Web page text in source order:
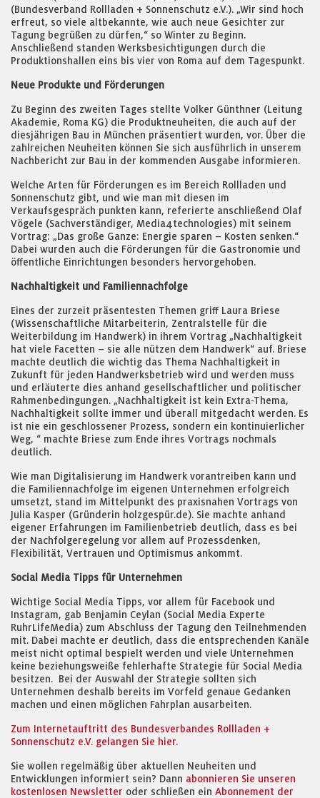
(Bundesverband Rollladen + Sonnenschutz e.V.). „Wir sind hoch
erfreut, so viele altbekannte, wie auch neue Gesichter zur
Tagung begrüßen zu dürfen,“ so Winter zu Beginn.
Anschließend standen Werksbesichtigungen durch die
Produktionshallen eins bis vier von Roma auf dem Tagespunkt.
Neue Produkte und Förderungen
Zu Beginn des zweiten Tages stellte Volker Günthner (Leitung
Akademie, Roma KG) die Produktneuheiten, die auch auf der
diesjährigen Bau in München präsentiert wurden, vor. Über die
zahlreichen Neuheiten können Sie sich ausführlich in unserem
Nachbericht zur Bau in der kommenden Ausgabe informieren.
Welche Arten für Förderungen es im Bereich Rollladen und
Sonnenschutz gibt, und wie man mit diesen im
Verkaufsgespräch punkten kann, referierte anschließend Olaf
Vögele (Sachverständiger, Media4technologies) mit seinem
Vortrag: „Das große Ganze: Energie sparen – Kosten senken.“
Dabei wurden auch die Förderungen für die Gastronomie und
öffentliche Einrichtungen besonders hervorgehoben.
Nachhaltigkeit und Familiennachfolge
Eines der zurzeit präsentesten Themen griff Laura Briese
(Wissenschaftliche Mitarbeiterin, Zentralstelle für die
Weiterbildung im Handwerk) in ihrem Vortrag „Nachhaltigkeit
hat viele Facetten – sie alle nützen dem Handwerk“ auf. Briese
machte deutlich die wichtig das Thema Nachhaltigkeit in
Zukunft für jeden Handwerksbetrieb wird und werden muss
und erläuterte dies anhand gesellschaftlicher und politischer
Rahmenbedingungen. „Nachhaltigkeit ist kein Extra-Thema,
Nachhaltigkeit sollte immer und überall mitgedacht werden. Es
ist nie ein geschlossener Prozess, sondern ein kontinuierlicher
Weg, “ machte Briese zum Ende ihres Vortrags nochmals
deutlich.
Wie man Digitalisierung im Handwerk vorantreiben kann und
die Familiennachfolge im eigenen Unternehmen erfolgreich
umsetzt, stand im Mittelpunkt des praxisnahen Vortrags von
Julia Kasper (Gründerin holzgespür.de). Sie machte anhand
eigener Erfahrungen im Familienbetrieb deutlich, dass es bei
der Nachfolgeregelung vor allem auf Prozessdenken,
Flexibilität, Vertrauen und Optimismus ankommt.
Social Media Tipps für Unternehmen
Wichtige Social Media Tipps, vor allem für Facebook und
Instagram, gab Benjamin Ceylan (Social Media Experte
RuhrLifeMedia) zum Abschluss der Tagung den Teilnehmenden
mit. Dabei machte er deutlich, dass die entsprechenden Kanäle
meist nicht optimal bespielt werden und viele Unternehmen
keine beziehungsweiße fehlerhafte Strategie für Social Media
besitzen. Bei der Auswahl der Strategie sollten sich
Unternehmen deshalb bereits im Vorfeld genaue Gedanken
machen und einen möglichen Fahrplan ausarbeiten.
Zum Internetauftritt des Bundesverbandes Rollladen +
Sonnenschutz e.V. gelangen Sie hier.
Sie wollen regelmäßig über aktuellen Neuheiten und
Entwicklungen informiert sein? Dann abonnieren Sie unseren
kostenlosen Newsletter oder schließen ein Abonnement der